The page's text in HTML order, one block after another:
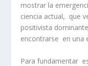
mostrar la
ciencia actual, que
positivista
encontrarse en una
Para fundamentar